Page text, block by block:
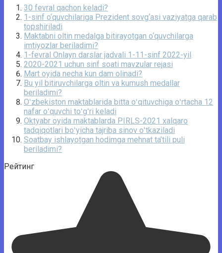
30 fevral qachon keladi?
1-sinf o‘quvchilariga Prezident sovg‘asi vaziyatga qarab
topshiriladi
Maktabni oltin medalga bitirayotgan o‘quvchilarga
imtiyozlar beriladimi?
1-fevral Onlayn darslar jadvali 1-11-sinf 2022-yil
2020-2021 uchun sinf soati mavzular rejasi
Mart oyida necha kun dam olinadi?
Bu yil bitiruvchilarga oltin va kumush medallar
beriladimi?
Oʻzbekiston maktablarida bitta oʻqituvchiga oʻrtacha 12
nafar oʻquvchi toʻgʻri keladi
Oktyabr oyida maktablarda PIRLS-2021 xalqaro
tadqiqotlari boʻyicha tajriba sinov oʻtkaziladi
Soatbay ishlayotgan hodimga mehnat ta’tili puli
beriladimi?
Рейтинг